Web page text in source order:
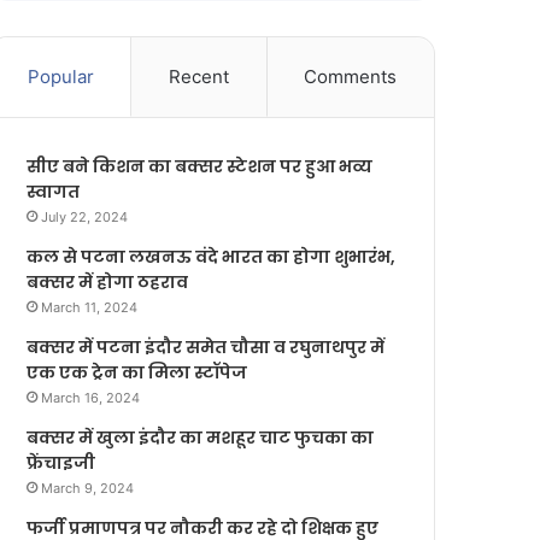
Popular Recent Comments
सीए बने किशन का बक्सर स्टेशन पर हुआ भव्य
स्वागत
July 22, 2024
कल से पटना लखनऊ वंदे भारत का होगा शुभारंभ,
बक्सर में होगा ठहराव
March 11, 2024
बक्सर में पटना इंदौर समेत चौसा व रघुनाथपुर में
एक एक ट्रेन का मिला स्टॉपेज
March 16, 2024
बक्सर में खुला इंदौर का मशहूर चाट फुचका का
फ्रेंचाइजी
March 9, 2024
फर्जी प्रमाणपत्र पर नौकरी कर रहे दो शिक्षक हुए